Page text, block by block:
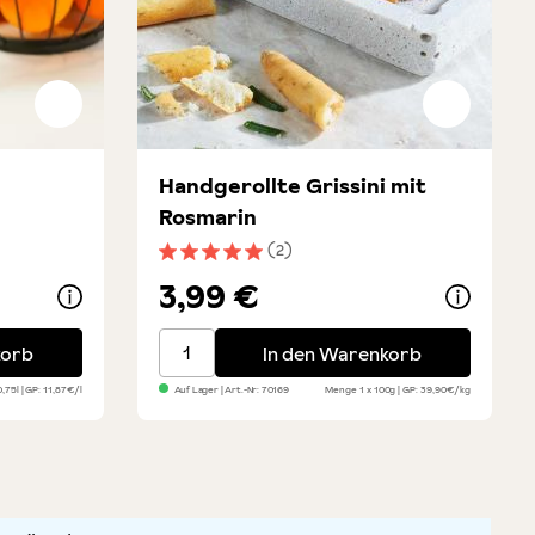
GP: 11,87€/l
Durchschnittliche Bewertung von 5 von 5
(2)
Handgerollte Grissini mit
Rosmarin
3,99 €
Handgerollte Grissini mit Rosmarin
In den Warenkorb
Auf Lager| Art.-Nr:70169 Menge1 x 100g GP: 39,90€/kg